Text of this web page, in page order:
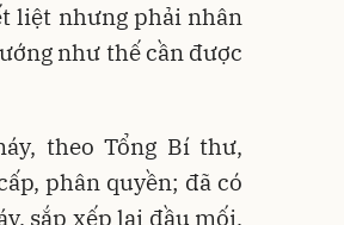
liệt nhưng phải nhân
như thế cần được
theo Tổng Bí thư,
phân quyền; đã có
sắp xếp lại đầu mối,